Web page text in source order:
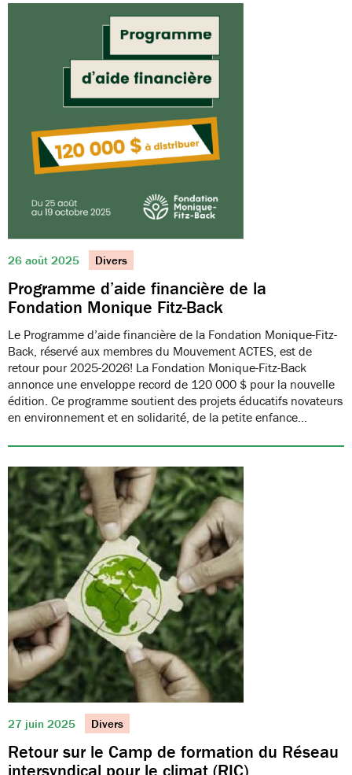
26 août 2025 Divers
Programme d’aide financière de la
Fondation Monique Fitz-Back
Le Programme d’aide financière de la Fondation Monique-Fitz-
Back, réservé aux membres du Mouvement ACTES, est de
retour pour 2025-2026! La Fondation Monique-Fitz-Back
annonce une enveloppe record de 120 000 $ pour la nouvelle
édition. Ce programme soutient des projets éducatifs novateurs
en environnement et en solidarité, de la petite enfance…
27 juin 2025 Divers
Retour sur le Camp de formation du Réseau
intersyndical pour le climat (RIC)